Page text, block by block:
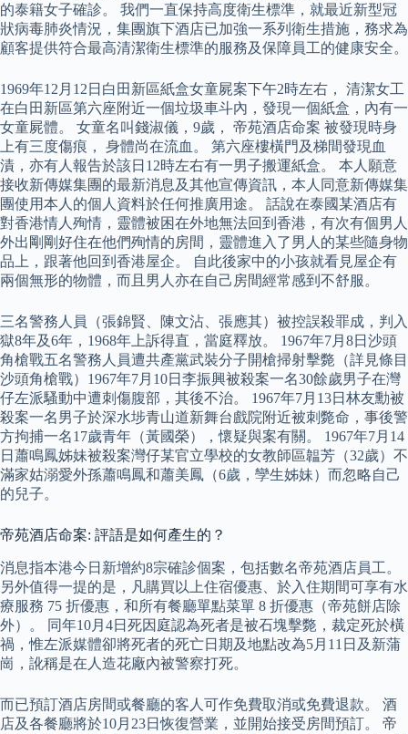
的泰籍女子確診。 我們一直保持高度衛生標準，就最近新型冠
狀病毒肺炎情況，集團旗下酒店已加強一系列衛生措施，務求為
顧客提供符合最高清潔衛生標準的服務及保障員工的健康安全。
1969年12月12日白田新區紙盒女童屍案下午2時左右， 清潔女工
在白田新區第六座附近一個垃圾車斗內，發現一個紙盒，內有一
女童屍體。 女童名叫錢淑儀，9歲， 帝苑酒店命案 被發現時身
上有三度傷痕， 身體尚在流血。 第六座樓橫門及梯間發現血
漬，亦有人報告於該日12時左右有一男子搬運紙盒。 本人願意
接收新傳媒集團的最新消息及其他宣傳資訊，本人同意新傳媒集
團使用本人的個人資料於任何推廣用途。 話說在泰國某酒店有
對香港情人殉情，靈體被困在外地無法回到香港，有次有個男人
外出剛剛好住在他們殉情的房間，靈體進入了男人的某些隨身物
品上，跟著他回到香港屋企。 自此後家中的小孩就看見屋企有
兩個無形的物體，而且男人亦在自己房間經常感到不舒服。
三名警務人員（張錦賢、陳文沾、張應其）被控誤殺罪成，判入
獄8年及6年，1968年上訴得直，當庭釋放。 1967年7月8日沙頭
角槍戰五名警務人員遭共產黨武裝分子開槍掃射擊斃（詳見條目
沙頭角槍戰）1967年7月10日李振興被殺案一名30餘歲男子在灣
仔左派騷動中遭刺傷腹部，其後不治。 1967年7月13日林友勳被
殺案一名男子於深水埗青山道新舞台戲院附近被刺斃命，事後警
方拘捕一名17歲青年（黃國榮），懷疑與案有關。 1967年7月14
日蕭鳴鳳姊妹被殺案灣仔某官立學校的女教師區韞芳（32歲）不
滿家姑溺愛外孫蕭鳴鳳和蕭美鳳（6歲，孿生姊妹）而忽略自己
的兒子。
帝苑酒店命案: 評語是如何產生的？
消息指本港今日新增約8宗確診個案，包括數名帝苑酒店員工。
另外值得一提的是，凡購買以上住宿優惠、於入住期間可享有水
療服務 75 折優惠，和所有餐廳單點菜單 8 折優惠（帝苑餅店除
外）。 同年10月4日死因庭認為死者是被石塊擊斃，裁定死於橫
禍，惟左派媒體卻將死者的死亡日期及地點改為5月11日及新蒲
崗，訛稱是在人造花廠內被警察打死。
而已預訂酒店房間或餐廳的客人可作免費取消或免費退款。 酒
店及各餐廳將於10月23日恢復營業，並開始接受房間預訂。 帝